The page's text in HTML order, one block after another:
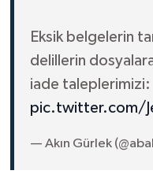
Eksik belgelerin
delillerin
iade taleplerimizi:
pic.twitter.com/
— Akın Gürlek